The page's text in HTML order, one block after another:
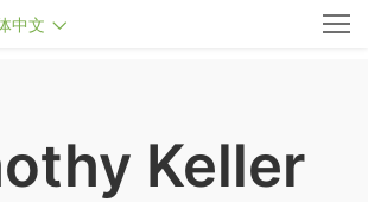
中文
Keller